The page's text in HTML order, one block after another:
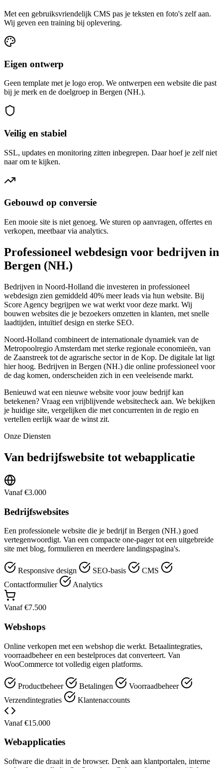
Met een gebruiksvriendelijk CMS pas je teksten en foto's zelf aan.
Wij geven een training bij oplevering.
Eigen ontwerp
Geen template met je logo erop. We ontwerpen een website die past
bij je merk en de doelgroep in Bergen (NH.).
Veilig en stabiel
SSL, updates en monitoring zitten inbegrepen. Daar hoef je zelf niet
naar om te kijken.
Gebouwd op conversie
Een mooie site is niet genoeg. We sturen op aanvragen, offertes en
verkopen, meetbaar via analytics.
Professioneel webdesign voor bedrijven in
Bergen (NH.)
Bedrijven in Noord-Holland die investeren in professioneel
webdesign zien gemiddeld 40% meer leads via hun website. Bij
Score Agency begrijpen we wat werkt voor deze markt. Wij
bouwen websites die je bezoekers omzetten in klanten, met snelle
laadtijden, intuïtief design en sterke SEO.
Noord-Holland combineert de internationale dynamiek van de
Metropoolregio Amsterdam met sterke regionale economieën, van
de Zaanstreek tot de agrarische sector in de Kop. De digitale lat ligt
hier hoog. Bedrijven in Bergen (NH.) die online professioneel voor
de dag komen, onderscheiden zich in een veeleisende markt.
Benieuwd wat een nieuwe website voor jouw bedrijf kan
betekenen? Vraag een vrijblijvende websitecheck aan. We bekijken
je huidige site, vergelijken die met concurrenten in de regio en
vertellen eerlijk waar de winst zit.
Onze Diensten
Van bedrijfswebsite tot webapplicatie
Vanaf €3.000
Bedrijfswebsites
Een professionele website die je bedrijf in Bergen (NH.) goed
vertegenwoordigt. Van een compacte one-pager tot een uitgebreide
site met blog, formulieren en meerdere landingspagina's.
Responsive design SEO-basis
CMS
Contactformulier
Analytics
Vanaf €7.500
Webshops
Online verkopen met een webshop die werkt. Betaalintegraties,
voorraadbeheer en een bestelproces dat converteert. Van
WooCommerce tot volledig eigen platforms.
Productbeheer Betalingen
Voorraadbeheer
Verzendintegraties
Klantenaccounts
Vanaf €15.000
Webapplicaties
Software die draait in de browser. Denk aan klantportalen, interne